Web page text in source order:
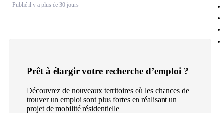
Publié il y a plus de 30 jours
Prêt à élargir votre recherche d’emploi ?
Découvrez de nouveaux territoires où les chances de
trouver un emploi sont plus fortes en réalisant un
projet de mobilité résidentielle